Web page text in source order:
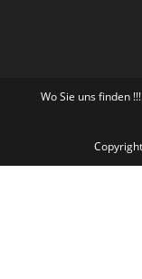
Wo Sie uns finden !!!